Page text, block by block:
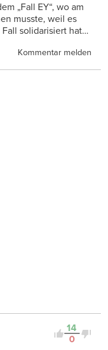
„Fall EY“, wo am
musste, weil es
solidarisiert hat…
Kommentar melden
14
0